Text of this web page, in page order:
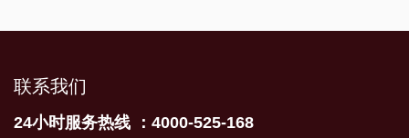
联系我们
24小时服务热线 ：4000-525-168